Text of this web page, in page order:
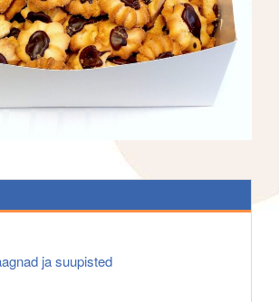
ja suupisted